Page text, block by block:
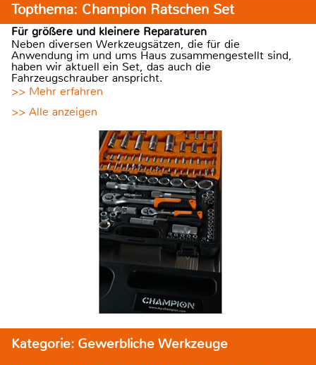
Topthema: Champion Ratschen Set
Für größere und kleinere Reparaturen
Neben diversen Werkzeugsätzen, die für die
Anwendung im und ums Haus zusammengestellt sind,
haben wir aktuell ein Set, das auch die
Fahrzeugschrauber anspricht.
>> Mehr erfahren
>> Alle anzeigen
Kategorie: Gewerbliche Werkzeuge